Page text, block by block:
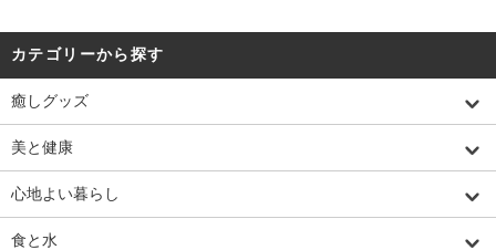
カテゴリーから探す
癒しグッズ
美と健康
心地よい暮らし
食と水